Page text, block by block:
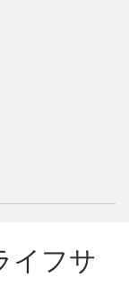
イフサ